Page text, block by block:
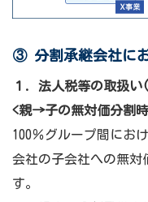
③ 分割承継会社に
１. 法人税等の取扱い
<親→子の無対価分割
100％グループ間にお
会社の子会社への無対
す。